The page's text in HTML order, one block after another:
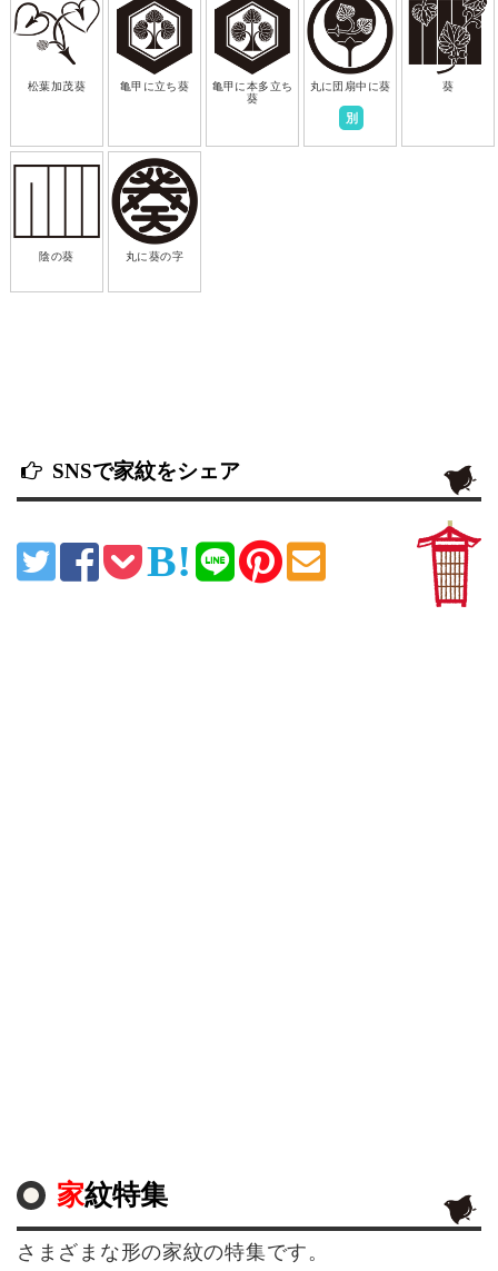
松葉加茂葵 亀甲に立ち葵
亀甲に本多立ち
葵
丸に団扇中に葵
別
葵
陰の葵 丸に葵の字
SNSで家紋をシェア
家紋特集
さまざまな形の家紋の特集です。